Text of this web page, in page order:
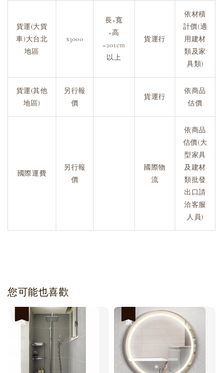
貨運(大貨
車)大台北
地區
$3000
長+寬
+高
=201cm
以上
貨運行
依材積
計價(適
用建材
類及家
具類)
貨運(其他
地區)
另行報
價
貨運行
依商品
估價
國際運費
另行報
價
國際物
流
依商品
估價(大
型家具
及建材
類批發
出口請
洽客服
人員)
您可能也喜歡